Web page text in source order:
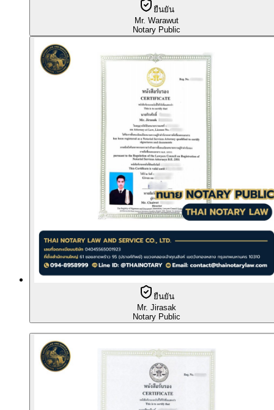
ยืนยัน
Mr. Warawut
Notary Public
ยืนยัน
Mr. Jirasak
Notary Public